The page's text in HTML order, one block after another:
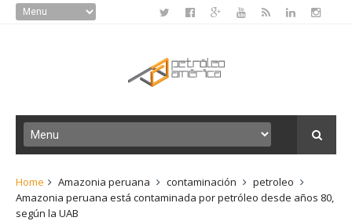
Home Amazonia peruana contaminación
petroleo
Amazonia peruana está contaminada por petróleo desde años 80,
según la UAB